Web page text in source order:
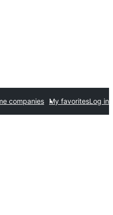
companies My favoritesLog in